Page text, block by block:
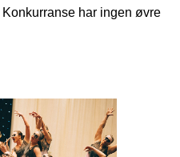
har ingen øvre